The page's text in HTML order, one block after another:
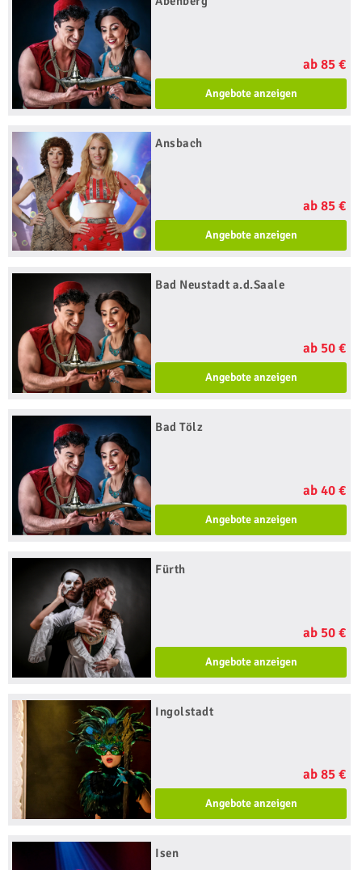
ab 85 €
Angebote anzeigen
Ansbach
ab 85 €
Angebote anzeigen
Bad Neustadt a.d.Saale
ab 50 €
Angebote anzeigen
Bad Tölz
ab 40 €
Angebote anzeigen
Fürth
ab 50 €
Angebote anzeigen
Ingolstadt
ab 85 €
Angebote anzeigen
Isen